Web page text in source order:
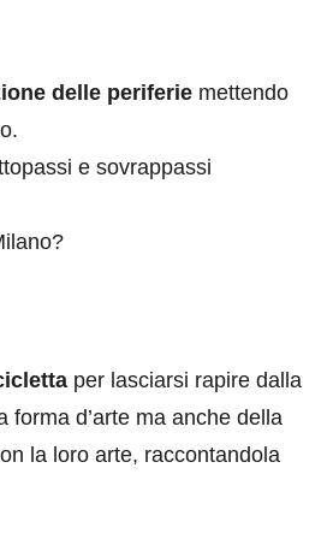
delle periferie mettendo
e sovrappassi
per lasciarsi rapire dalla
d’arte ma anche della
la loro arte, raccontandola
Eventi di aprile 2026 a
Rimini e dintorni